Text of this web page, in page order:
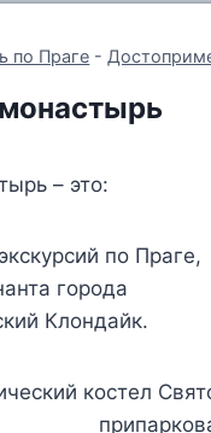
по Праге -
– это:
по Праге,
города
Клондайк.